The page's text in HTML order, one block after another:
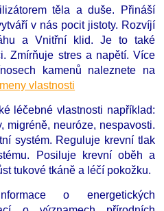
těla a duše. Přináší
v nás pocit jistoty. Rozvíjí
a Vnitřní klid. Je to také
Zmírňuje stres a napětí. Více
kamenů naleznete na
vlastnosti
léčebné vlastnosti například:
migréně, neuróze, nespavosti.
systém. Reguluje krevní tlak
Posiluje krevní oběh a
tukové tkáně a léčí pokožku.
o energetických